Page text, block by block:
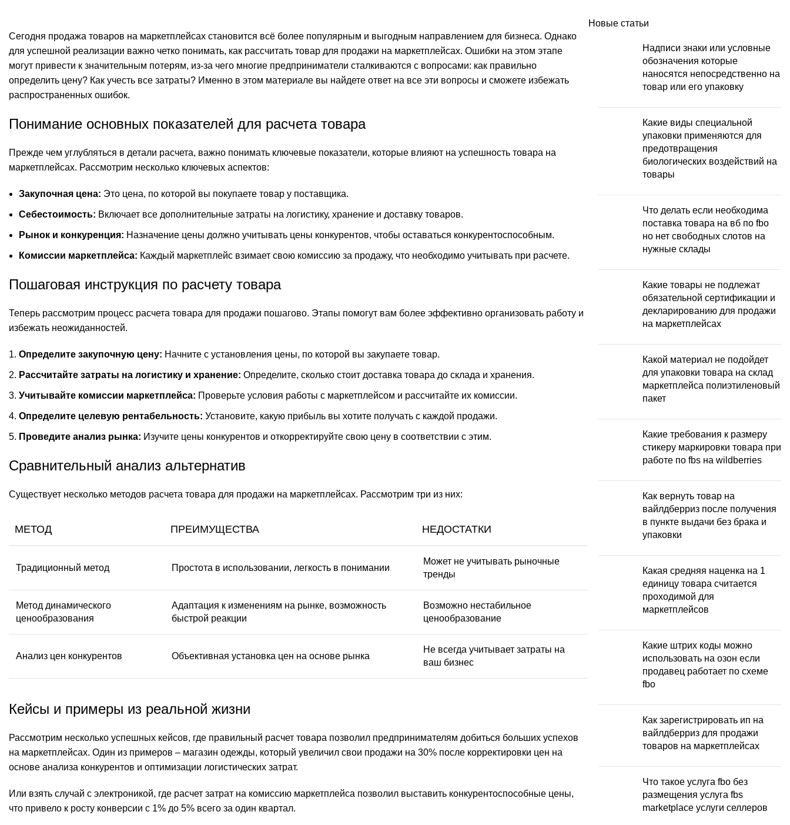
Сегодня продажа товаров на маркетплейсах становится всё более популярным и выгодным направлением для бизнеса. Однако
для успешной реализации важно четко понимать, как рассчитать товар для продажи на маркетплейсах. Ошибки на этом этапе
могут привести к значительным потерям, из-за чего многие предприниматели сталкиваются с вопросами: как правильно
определить цену? Как учесть все затраты? Именно в этом материале вы найдете ответ на все эти вопросы и сможете избежать
распространенных ошибок.
Понимание основных показателей для расчета товара
Прежде чем углубляться в детали расчета, важно понимать ключевые показатели, которые влияют на успешность товара на
маркетплейсах. Рассмотрим несколько ключевых аспектов:
Закупочная цена: Это цена, по которой вы покупаете товар у поставщика.
Себестоимость: Включает все дополнительные затраты на логистику, хранение и доставку товаров.
Рынок и конкуренция: Назначение цены должно учитывать цены конкурентов, чтобы оставаться конкурентоспособным.
Комиссии маркетплейса: Каждый маркетплейс взимает свою комиссию за продажу, что необходимо учитывать при расчете.
Пошаговая инструкция по расчету товара
Теперь рассмотрим процесс расчета товара для продажи пошагово. Этапы помогут вам более эффективно организовать работу и
избежать неожиданностей.
Определите закупочную цену: Начните с установления цены, по которой вы закупаете товар.
Рассчитайте затраты на логистику и хранение: Определите, сколько стоит доставка товара до склада и хранения.
Учитывайте комиссии маркетплейса: Проверьте условия работы с маркетплейсом и рассчитайте их комиссии.
Определите целевую рентабельность: Установите, какую прибыль вы хотите получать с каждой продажи.
Проведите анализ рынка: Изучите цены конкурентов и откорректируйте свою цену в соответствии с этим.
Сравнительный анализ альтернатив
Существует несколько методов расчета товара для продажи на маркетплейсах. Рассмотрим три из них:
МЕТОД ПРЕИМУЩЕСТВА НЕДОСТАТКИ
Традиционный метод Простота в использовании, легкость в понимании
Может не учитывать рыночные
тренды
Метод динамического
ценообразования
Адаптация к изменениям на рынке, возможность
быстрой реакции
Возможно нестабильное
ценообразование
Анализ цен конкурентов Объективная установка цен на основе рынка
Не всегда учитывает затраты на
ваш бизнес
Кейсы и примеры из реальной жизни
Рассмотрим несколько успешных кейсов, где правильный расчет товара позволил предпринимателям добиться больших успехов
на маркетплейсах. Один из примеров – магазин одежды, который увеличил свои продажи на 30% после корректировки цен на
основе анализа конкурентов и оптимизации логистических затрат.
Или взять случай с электроникой, где расчет затрат на комиссию маркетплейса позволил выставить конкурентоспособные цены,
что привело к росту конверсии с 1% до 5% всего за один квартал.
Новые статьи
Надписи знаки или условные
обозначения которые
наносятся непосредственно на
товар или его упаковку
Какие виды специальной
упаковки применяются для
предотвращения
биологических воздействий на
товары
Что делать если необходима
поставка товара на вб по fbo
но нет свободных слотов на
нужные склады
Какие товары не подлежат
обязательной сертификации и
декларированию для продажи
на маркетплейсах
Какой материал не подойдет
для упаковки товара на склад
маркетплейса полиэтиленовый
пакет
Какие требования к размеру
стикеру маркировки товара при
работе по fbs на wildberries
Как вернуть товар на
вайлдберриз после получения
в пункте выдачи без брака и
упаковки
Какая средняя наценка на 1
единицу товара считается
проходимой для
маркетплейсов
Какие штрих коды можно
использовать на озон если
продавец работает по схеме
fbo
Как зарегистрировать ип на
вайлдберриз для продажи
товаров на маркетплейсах
Что такое услуга fbo без
размещения услуга fbs
marketplace услуги селлеров